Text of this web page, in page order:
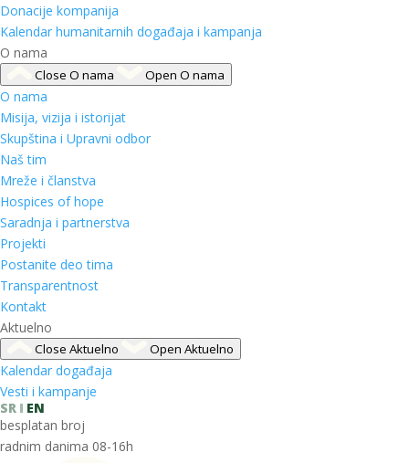
Donacije kompanija
Kalendar humanitarnih događaja i kampanja
O nama
Close O nama Open O nama
O nama
Misija, vizija i istorijat
Skupština i Upravni odbor
Naš tim
Mreže i članstva
Hospices of hope
Saradnja i partnerstva
Projekti
Postanite deo tima
Transparentnost
Kontakt
Aktuelno
Close Aktuelno Open Aktuelno
Kalendar događaja
Vesti i kampanje
SR
EN
besplatan broj
radnim danima 08-16h